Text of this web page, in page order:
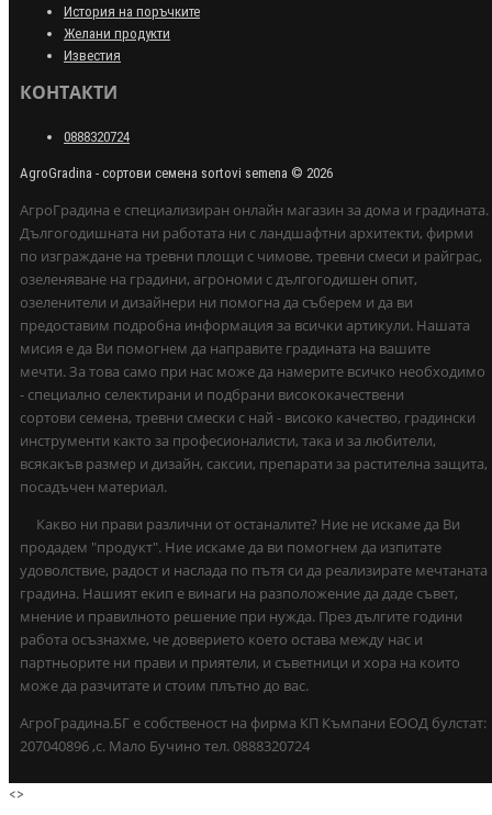
История на поръчките
Желани продукти
Известия
КОНТАКТИ
0888320724
AgroGradina - сортови семена sortovi semena © 2026
АгроГрадина е специализиран онлайн магазин за дома и градината.
Дългогодишната ни работата ни с ландшафтни архитекти, фирми
по изграждане на тревни площи с чимове, тревни смеси и райграс,
озеленяване на градини, агрономи с дългогодишен опит,
озеленители и дизайнери ни помогна да съберем и да ви
предоставим подробна информация за всички артикули. Нашата
мисия е да Ви помогнем да направите градината на вашите
мечти. За това само при нас може да намерите всичко необходимо
- специално селектирани и подбрани висококачествени
сортови семена, тревни смески с най - високо качество, градински
инструменти както за професионалисти, така и за любители,
всякакъв размер и дизайн, саксии, препарати за растителна защита,
посадъчен материал.
Какво ни прави различни от останалите? Ние не искаме да Ви
продадем "продукт". Ние искаме да ви помогнем да изпитате
удоволствие, радост и наслада по пътя си да реализирате мечтаната
градина. Нашият екип е винаги на разположение да даде съвет,
мнение и правилното решение при нужда. През дългите години
работа осъзнахме, че доверието което остава между нас и
партньорите ни прави и приятели, и съветници и хора на които
може да разчитате и стоим плътно до вас.
АгроГрадина.БГ е собственост на фирма КП Къмпани ЕООД булстат:
207040896 ,с. Мало Бучино тел. 0888320724
<>